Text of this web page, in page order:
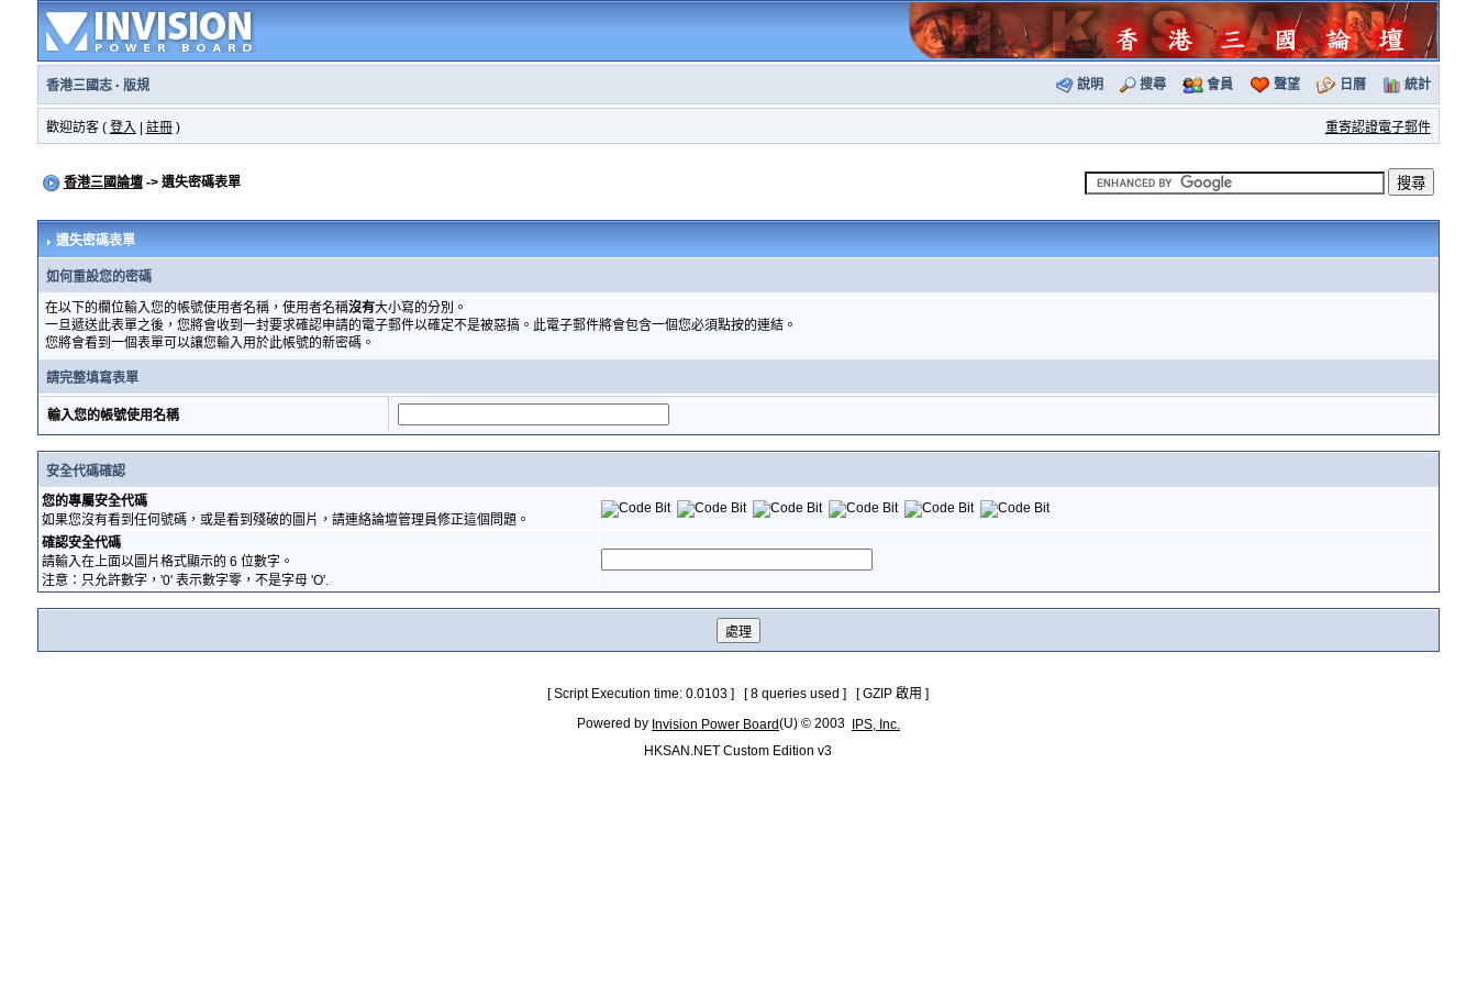
香港三國志· 版規 說明 搜尋 會員 聲望 日曆 統計
歡迎訪客 ( 登入 註冊) 重寄認證電子郵件
香港三國論壇-> 遺失密碼表單
遺失密碼表單
如何重設您的密碼
在以下的欄位輸入您的帳號使用者名稱，使用者名稱沒有大小寫的分別。
一旦遞送此表單之後，您將會收到一封要求確認申請的電子郵件以確定不是被惡搞。此電子郵件將會包含一個您必須點按的連結。
您將會看到一個表單可以讓您輸入用於此帳號的新密碼。
請完整填寫表單
輸入您的帳號使用名稱
安全代碼確認
您的專屬安全代碼
如果您沒有看到任何號碼，或是看到殘破的圖片，請連絡論壇管理員修正這個問題。
確認安全代碼
請輸入在上面以圖片格式顯示的 6 位數字。
注意：只允許數字，'0' 表示數字零，不是字母 'O'.
[ Script Execution time: 0.0103 ] [ 8 queries used ] [ GZIP 啟用 ]
Powered by Invision Power Board(U) © 2003
IPS, Inc.
HKSAN.NET Custom Edition v3